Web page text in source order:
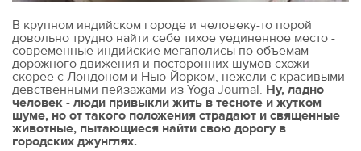
В крупном индийском городе и человеку-то порой
довольно трудно найти себе тихое уединенное место -
современные индийские мегаполисы по объемам
дорожного движения и посторонних шумов схожи
скорее с Лондоном и Нью-Йорком, нежели с красивыми
девственными пейзажами из Yoga Journal. Ну, ладно
человек - люди привыкли жить в тесноте и жутком
шуме, но от такого положения страдают и священные
животные, пытающиеся найти свою дорогу в
городских джунглях.